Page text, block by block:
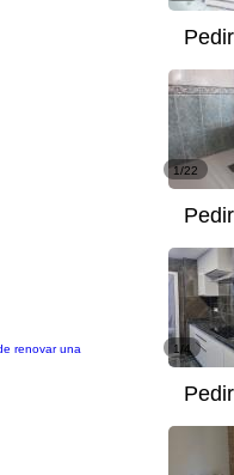
1/22
renovar una
1/4